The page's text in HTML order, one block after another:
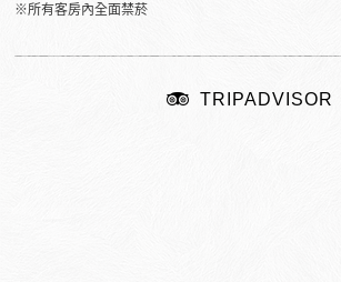
※所有客房內全面禁菸
TRIPADVISOR